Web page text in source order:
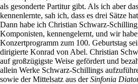
als gesonderte Partitur gibt. Als ich aber
kennenlernte, sah ich, dass es drei Sätze
Dann habe ich Christian Schwarz-
Komponisten, kennengelernt, und wir
Konzertprogramm zum 100. Geburtstag
dirigierte Konrad von Abel. Christian
auf großzügigste Weise gefördert und
allein Werke Schwarz-Schillings
sowie der Mittelsatz aus derSinfonia